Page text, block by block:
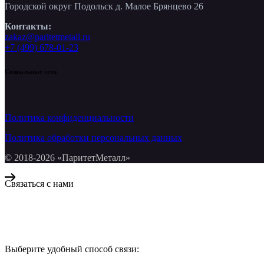
Городской округ Подольск д. Малое Брянцево 26
Контакты:
zakaz@paritetmetall.ru
+7 (499) 678-01-23
Социальные сети
Политика конфиденциальности
Политика обработки персональных данных
© 2018-2026 «ПаритетМеталл»
Связаться с нами
Выберите удобный способ связи: